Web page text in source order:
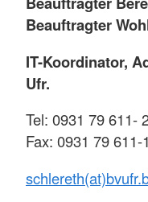
Beauftragter
IT-Koordinator,
Ufr.
Tel: 0931 79 611-
Fax: 0931 79 611-